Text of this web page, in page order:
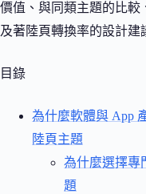
價值、與同類主題的比較
及著陸頁轉換率的設計建
目錄
為什麼軟體與 App
陸頁主題
為什麼選擇專
題